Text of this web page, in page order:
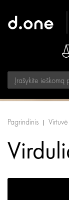
Pagrindinis Virtuvė